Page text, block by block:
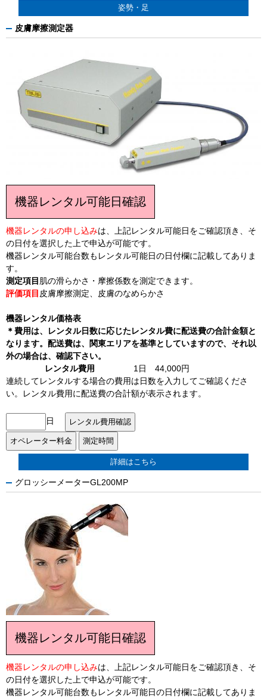
姿勢・足
皮膚摩擦測定器
機器レンタル可能日確認
機器レンタルの申し込みは、上記レンタル可能日をご確認頂き、そ
の日付を選択した上で申込が可能です。
機器レンタル可能台数もレンタル可能日の日付欄に記載してありま
す。
測定項目肌の滑らかさ・摩擦係数を測定できます。
評価項目 皮膚摩擦測定、皮膚のなめらかさ
機器レンタル価格表
＊費用は、レンタル日数に応じたレンタル費に配送費の合計金額と
なります。配送費は、関東エリアを基準としていますので、それ以
外の場合は、確認下さい。
レンタル費用
1日 44,000円
連続してレンタルする場合の費用は日数を入力してご確認くださ
い。レンタル費用に配送費の合計額が表示されます。
日
詳細はこちら
グロッシーメーターGL200MP
機器レンタル可能日確認
機器レンタルの申し込みは、上記レンタル可能日をご確認頂き、そ
の日付を選択した上で申込が可能です。
機器レンタル可能台数もレンタル可能日の日付欄に記載してありま